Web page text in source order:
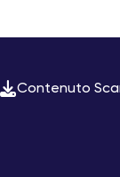
Contenuto